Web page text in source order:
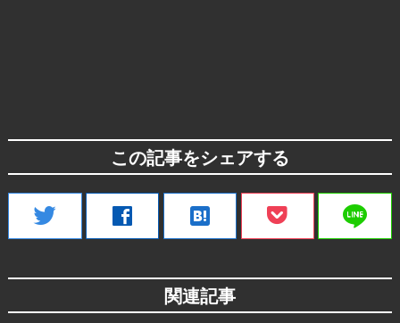
この記事をシェアする
twitter facebook hatenabookmark line
関連記事